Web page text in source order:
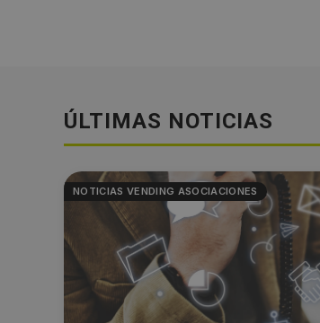
ÚLTIMAS NOTICIAS
NOTICIAS VENDING ASOCIACIONES